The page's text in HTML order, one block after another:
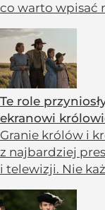
co warto wpisać
Te role
ekranowi
Granie królów i
z najbardziej
i telewizji. Nie